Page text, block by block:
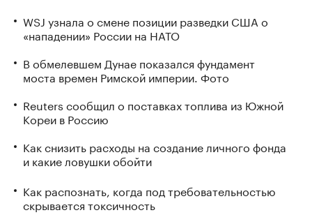
WSJ узнала о смене позиции разведки США о
«нападении» России на НАТО
В обмелевшем Дунае показался фундамент
моста времен Римской империи. Фото
Reuters сообщил о поставках топлива из Южной
Кореи в Россию
Как снизить расходы на создание личного фонда
и какие ловушки обойти
Как распознать, когда под требовательностью
скрывается токсичность